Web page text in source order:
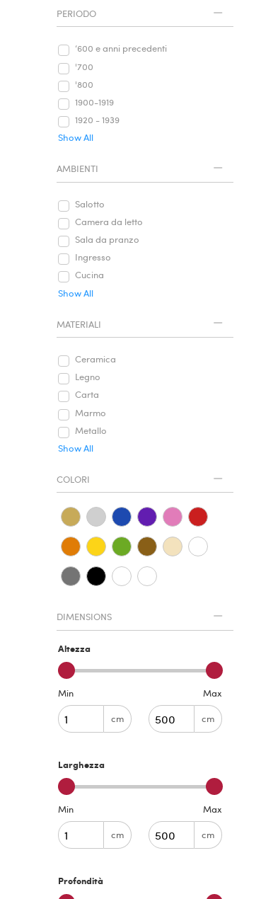
PERIODO
‘600 e anni precedenti
'700
'800
1900-1919
1920 - 1939
Show All
AMBIENTI
Salotto
Camera da letto
Sala da pranzo
Ingresso
Cucina
Show All
MATERIALI
Ceramica
Legno
Carta
Marmo
Metallo
Show All
COLORI
DIMENSIONS
Altezza
Min
cm
Max
cm
Larghezza
Min
cm
Max
cm
Profondità